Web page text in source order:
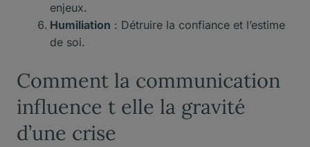
enjeux.
Humiliation : Détruire la confiance et l’estime
de soi.
Comment la communication
influence t elle la gravité
d’une crise